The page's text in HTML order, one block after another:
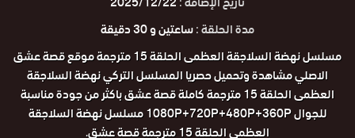
مدة الحلقة :ساعتين و 30 دقيقة
مسلسل نهضة السلاجقة العظمى الحلقة 15 مترجمة موقع قصة عشق
الاصلي مشاهدة وتحميل حصريا المسلسل التركي نهضة السلاجقة
العظمى الحلقة 15 مترجمة كاملة قصة عشق باكثر من جودة مناسبة
للجوال 1080P+720P+480P+360P مسلسل نهضة السلاجقة
العظمى الحلقة 15 مترجمة قصة عشق.